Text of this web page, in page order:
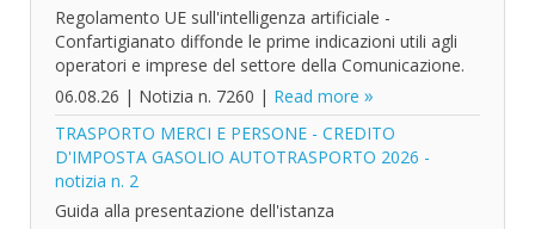
Regolamento UE sull'intelligenza artificiale -
Confartigianato diffonde le prime indicazioni utili agli
operatori e imprese del settore della Comunicazione.
06.08.26 | Notizia n. 7260 | Read more
TRASPORTO MERCI E PERSONE - CREDITO
D'IMPOSTA GASOLIO AUTOTRASPORTO 2026 -
notizia n. 2
Guida alla presentazione dell'istanza